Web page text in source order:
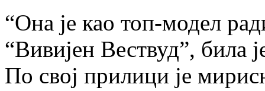
“Она је као топ-модел
“Вивијен Вествуд”, била
По свој прилици је